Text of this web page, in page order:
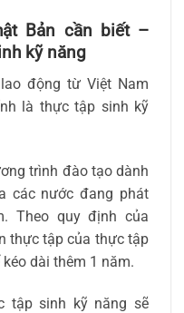
Bản cần biết –
kỹ năng
động từ Việt Nam
là thực tập sinh kỹ
trình đào tạo dành
các nước đang phát
Theo quy định của
thực tập của thực tập
dài thêm 1 năm.
tập sinh kỹ năng sẽ